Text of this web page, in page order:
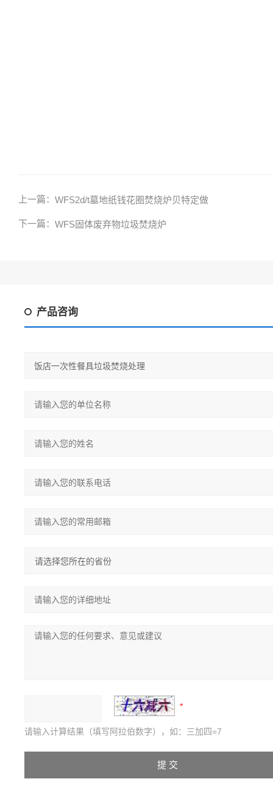
上一篇： WFS2d/t墓地纸钱花圈焚烧炉贝特定做
下一篇： WFS固体废弃物垃圾焚烧炉
产品咨询
请输入计算结果（填写阿拉伯数字），如：三加四=7